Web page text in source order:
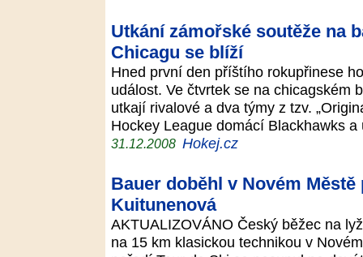
Utkání zámořské soutěže na
Chicagu se blíží
Hned první den příštího rokupřinese
událost. Ve čtvrtek se na chicagském
utkají rivalové a dva týmy z tzv.
Hockey League domácí Blackhawks
31.12.2008 Hokej.cz
Bauer doběhl v Novém
Kuitunenová
AKTUALIZOVÁNO Český běžec na
na 15 km klasickou technikou v